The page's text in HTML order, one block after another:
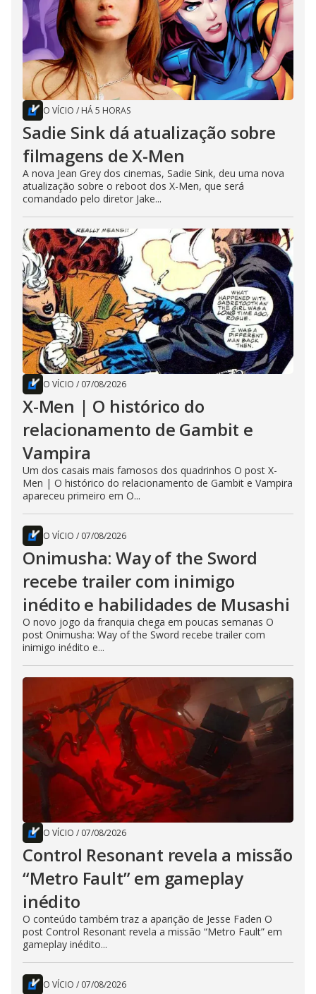
O VÍCIO / HÁ 5 HORAS
Sadie Sink dá atualização sobre
filmagens de X-Men
A nova Jean Grey dos cinemas, Sadie Sink, deu uma nova
atualização sobre o reboot dos X-Men, que será
comandado pelo diretor Jake...
O VÍCIO / 07/08/2026
X-Men | O histórico do
relacionamento de Gambit e
Vampira
Um dos casais mais famosos dos quadrinhos O post X-
Men | O histórico do relacionamento de Gambit e Vampira
apareceu primeiro em O...
O VÍCIO / 07/08/2026
Onimusha: Way of the Sword
recebe trailer com inimigo
inédito e habilidades de Musashi
O novo jogo da franquia chega em poucas semanas O
post Onimusha: Way of the Sword recebe trailer com
inimigo inédito e...
O VÍCIO / 07/08/2026
Control Resonant revela a missão
“Metro Fault” em gameplay
inédito
O conteúdo também traz a aparição de Jesse Faden O
post Control Resonant revela a missão “Metro Fault” em
gameplay inédito...
O VÍCIO / 07/08/2026